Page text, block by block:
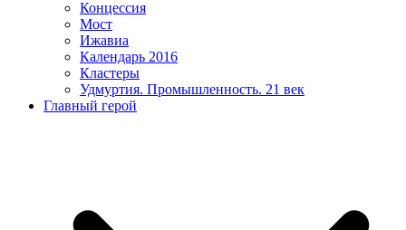
Концессия
Мост
Ижавиа
Календарь 2016
Кластеры
Удмуртия. Промышленность. 21 век
Главный герой